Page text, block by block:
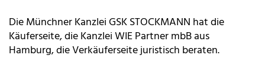
Die Münchner Kanzlei GSK STOCKMANN hat die
Käuferseite, die Kanzlei WIE Partner mbB aus
Hamburg, die Verkäuferseite juristisch beraten.